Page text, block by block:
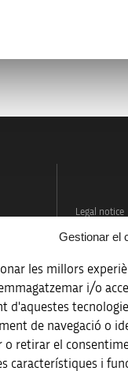
Gestionar el
les millors
i/o
d'aquestes
de navegació o
o retirar el
característiques i
Legal notice
Accessibility
Site map